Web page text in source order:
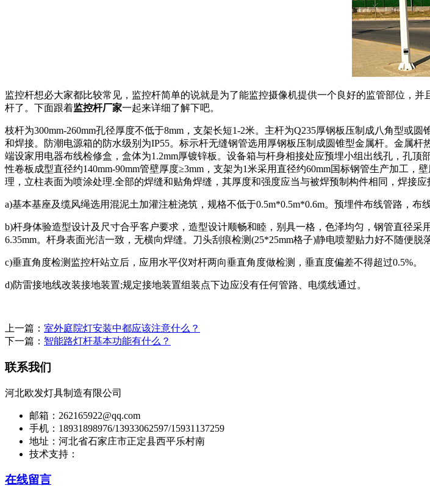
监控杆想必大家都比较常见，监控杆简单的说就是为了能监控摄像机提供一个良好的监管部位，
杆了。下面跟着监控杆厂家一起来详细了解下吧。
枝杆为300mm-260mm孔径厚度不低于8mm，支架长短1-2米。主杆为Q235厚钢板压制成八角型
和焊接。防潮电源箱的防水级别为IP55。标示杆无缝钢管选用厚钢板压制成圆锥型金属杆。金属
端设家用电器布线检修盒，盒体为1.2mm厚镀锌板。设备箱与杆身相接处应预埋小组出线孔，孔
性卷板成型直径约140mm-90mm管壁厚度≥3mm，支架为1米采用直径约60mm国标钢管生产加工
理，立柱表面为喷涂处理.全部的焊缝和贴角焊缝，其厚度和强度应当与被焊预制构件相同，焊接应
a)基本基座及缆风绳选用混泥土加灌注桩浇筑，规格不低于0.5m*0.5m*0.6m。预埋件布线管路，布
b)杆身体验造型设计及尺寸合乎客户要求，造型设计顺畅和睦，别具一格，色泽均匀，钢管直径
6.35mm。杆身表面光洁一致，无横向焊缝。刀头刮痕检测(25*25mm格子)静电喷塑贴力好不随便
c)垂直角度检测监控杆站立后，应用水平仪对杆两向垂直角度做检测，垂直度偏差不得超过0.5%。
d)防雷接地线改装接地装置;规定接地装置组装点下边应没有任何管路、电缆线通过。
上一篇： 室外庭院灯安装中都应该注意什么？
下一篇： 智能路灯杆基本功能有什么？
联系我们
河北欧发灯具制造有限公司
邮箱：262165922@qq.com
手机：18931898976/13933062597/15931137259
地址：河北省石家庄市正定县西平乐村南
技术支持：
在线留言